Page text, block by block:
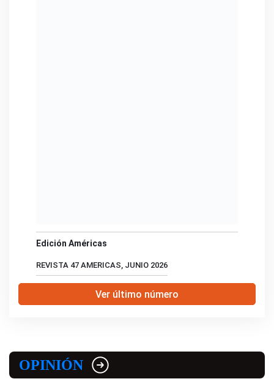
Edición Américas
REVISTA 47 AMERICAS, JUNIO 2026
Ver último número
OPINIÓN